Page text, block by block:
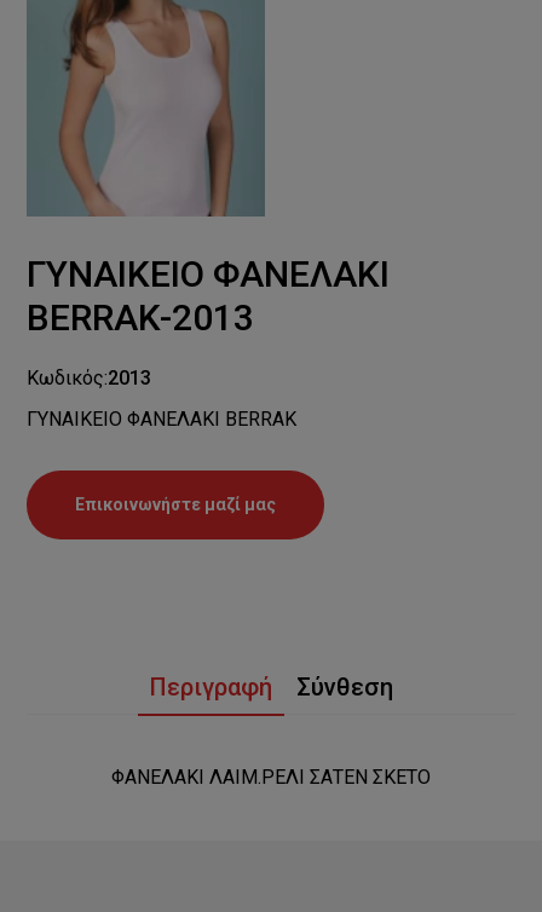
ΓΥΝΑΙΚΕΙΟ ΦΑΝΕΛΑΚΙ
BERRAK-2013
Κωδικός:2013
ΓΥΝΑΙΚΕΙΟ ΦΑΝΕΛΑΚΙ BERRAK
Επικοινωνήστε μαζί μας
Περιγραφή Σύνθεση
ΦΑΝΕΛΑΚΙ ΛΑΙΜ.ΡΕΛΙ ΣΑΤΕΝ ΣΚΕΤΟ